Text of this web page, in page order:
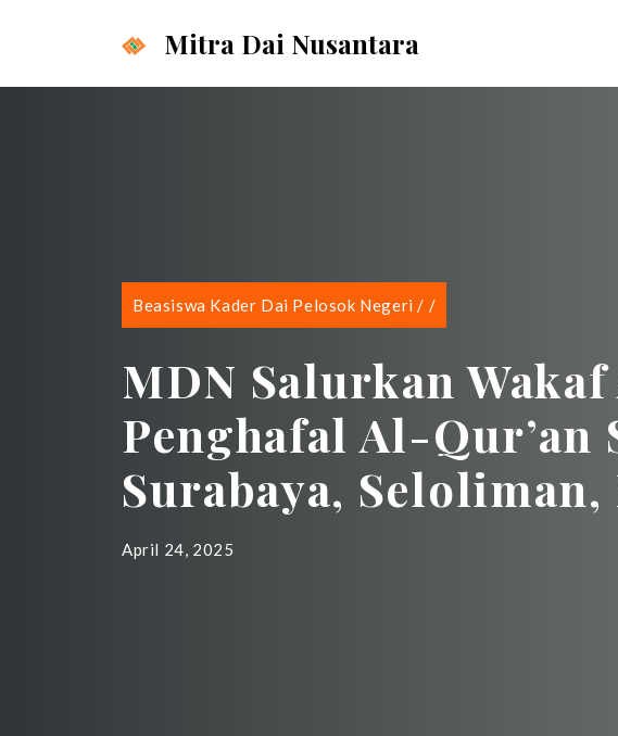
Mitra Dai Nusantara
Beasiswa Kader Dai Pelosok Negeri / /
MDN Salurkan
Penghafal Al-
Surabaya,
April 24, 2025